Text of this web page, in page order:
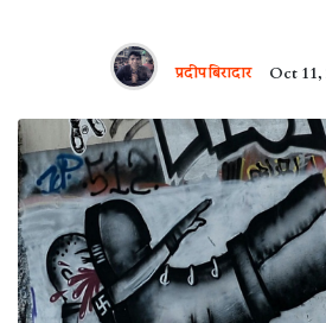
प्रदीप बिरादार Oct 11,